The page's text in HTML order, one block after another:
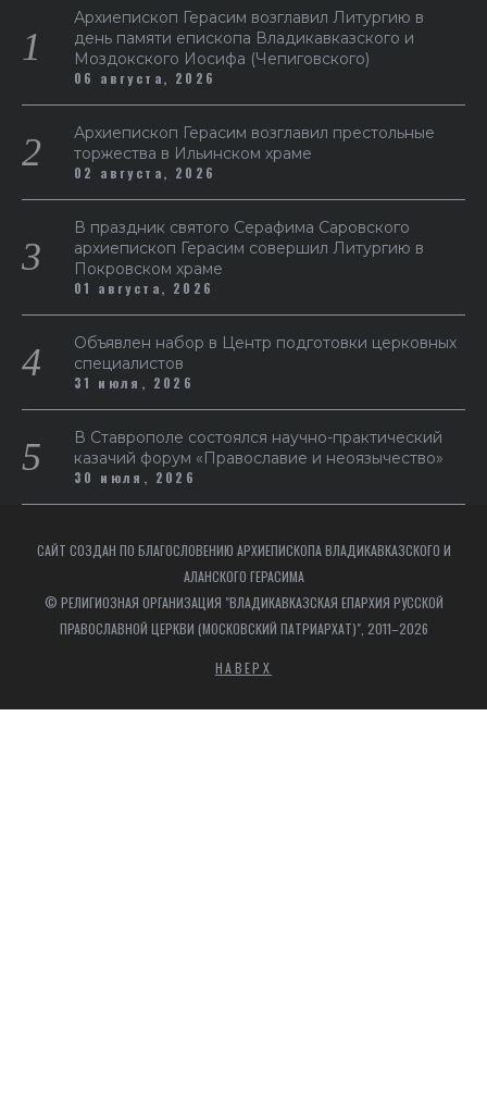
Архиепископ Герасим возглавил Литургию в
день памяти епископа Владикавказского и
Моздокского Иосифа (Чепиговского)
06 августа, 2026
Архиепископ Герасим возглавил престольные
торжества в Ильинском храме
02 августа, 2026
В праздник святого Серафима Саровского
архиепископ Герасим совершил Литургию в
Покровском храме
01 августа, 2026
Объявлен набор в Центр подготовки церковных
специалистов
31 июля, 2026
В Ставрополе состоялся научно-практический
казачий форум «Православие и неоязычество»
30 июля, 2026
САЙТ СОЗДАН ПО БЛАГОСЛОВЕНИЮ АРХИЕПИСКОПА ВЛАДИКАВКАЗСКОГО И
АЛАНСКОГО ГЕРАСИМА
© РЕЛИГИОЗНАЯ ОРГАНИЗАЦИЯ "ВЛАДИКАВКАЗСКАЯ ЕПАРХИЯ РУССКОЙ
ПРАВОСЛАВНОЙ ЦЕРКВИ (МОСКОВСКИЙ ПАТРИАРХАТ)", 2011–2026
НАВЕРХ